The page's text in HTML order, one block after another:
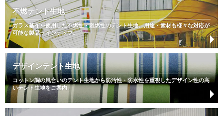
不燃テント生地
ガラス基布を使用した不燃性・難燃性のテント生地。用途・素材も様々な対応が
可能な製品ラインナップ。
デザインテント生地
コットン調の風合いのテント生地から防汚性・防水性を重視したデザイン性の高
いテント生地をご案内。